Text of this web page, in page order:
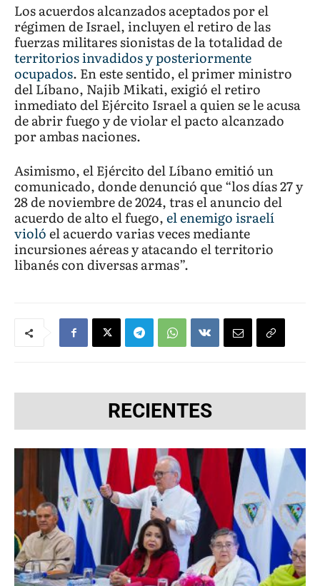
Los acuerdos alcanzados aceptados por el
régimen de Israel, incluyen el retiro de las
fuerzas militares sionistas de la totalidad de
territorios invadidos y posteriormente
ocupados. En este sentido, el primer ministro
del Líbano, Najib Mikati, exigió el retiro
inmediato del Ejército Israel a quien se le acusa
de abrir fuego y de violar el pacto alcanzado
por ambas naciones.
Asimismo, el Ejército del Líbano emitió un
comunicado, donde denunció que “los días 27 y
28 de noviembre de 2024, tras el anuncio del
acuerdo de alto el fuego,el enemigo israelí
violóel acuerdo varias veces mediante
incursiones aéreas y atacando el territorio
libanés con diversas armas”.
RECIENTES